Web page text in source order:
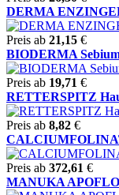
DERMA
Preis ab 21,15 €
BIODERMA
Preis ab 19,71 €
RETTERSPITZ
Preis ab 8,82 €
Preis ab 372,61 €
MANUKA